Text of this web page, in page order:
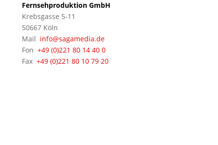
Fernsehproduktion GmbH
Krebsgasse 5-11
50667 Köln
Mail info@sagamedia.de
Fon +49 (0)221 80 14 40 0
Fax +49 (0)221 80 10 79 20